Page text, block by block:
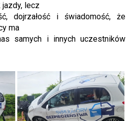
lecz
dojrzałość i świadomość, że
ma
samych i innych uczestników